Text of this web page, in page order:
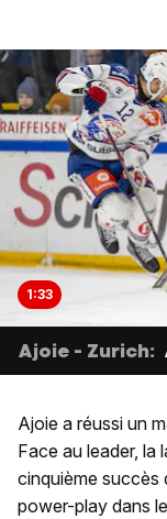
1:33
Ajoie - Zurich:
Ajoie a réussi un
Face au leader, la
cinquième succès
power-play dans